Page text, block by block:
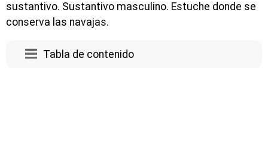
sustantivo. Sustantivo masculino. Estuche donde se
conserva las navajas.
Tabla de contenido